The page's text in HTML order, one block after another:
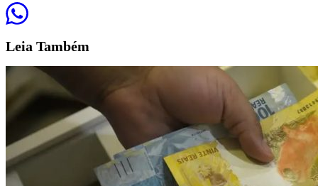
Leia Também